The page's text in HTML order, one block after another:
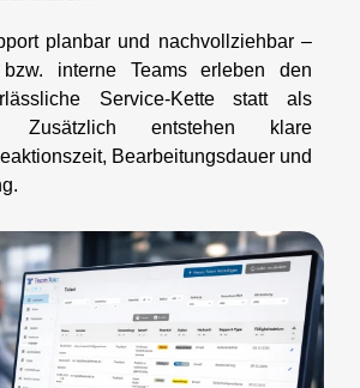
planbar und nachvollziehbar –
interne Teams erleben den
Service-Kette statt als
Zusätzlich entstehen klare
Bearbeitungsdauer und